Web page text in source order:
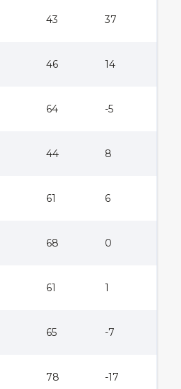
43 37
46 14
64 -5
44 8
61 6
68 0
61 1
65 -7
78 -17